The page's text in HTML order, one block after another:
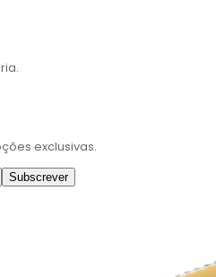
exclusivas.
Subscrever